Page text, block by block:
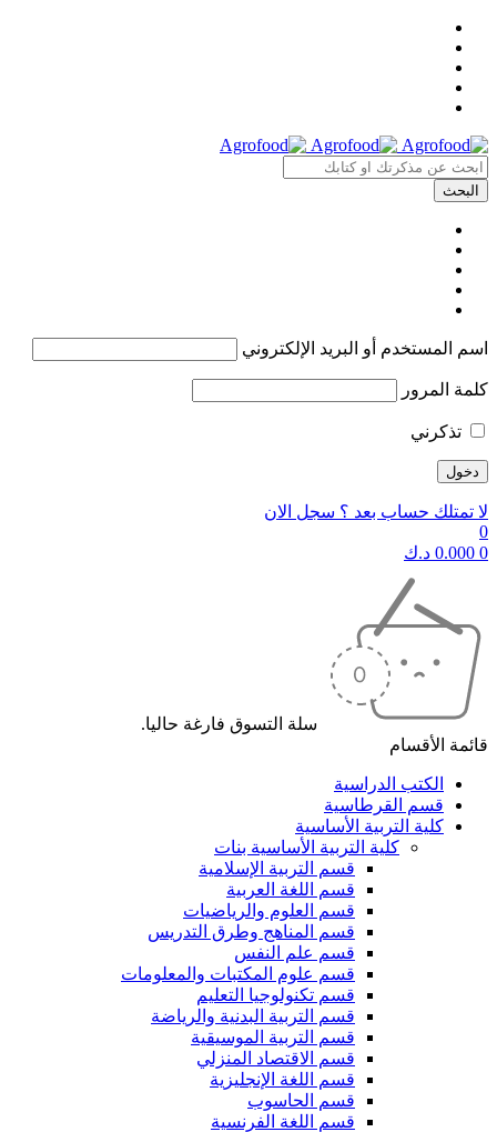
اسم المستخدم أو البريد الإلكتروني
كلمة المرور
تذكرني
لا تمتلك حساب بعد ؟ سجل الان
0
0
0.000 د.ك
سلة التسوق فارغة حاليا.
قائمة الأقسام
الكتب الدراسية
قسم القرطاسية
كلية التربية الأساسية
كلية التربية الأساسية بنات
قسم التربية الإسلامية
قسم اللغة العربية
قسم العلوم والرياضيات
قسم المناهج وطرق التدريس
قسم علم النفس
قسم علوم المكتبات والمعلومات
قسم تكنولوجيا التعليم
قسم التربية البدنية والرياضة
قسم التربية الموسيقية
قسم الاقتصاد المنزلي
قسم اللغة الإنجليزية
قسم الحاسوب
قسم اللغة الفرنسية